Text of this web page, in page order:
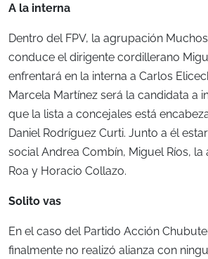
A la interna
Dentro del FPV, la agrupación
conduce el dirigente cordillerano
enfrentará en la interna a Carlos
Marcela Martínez será la candidata a
que la lista a concejales está
Daniel Rodríguez Curti. Junto a él
social Andrea Combín, Miguel Ríos, la
Roa y Horacio Collazo.
Solito vas
En el caso del Partido Acción
finalmente no realizó alianza con